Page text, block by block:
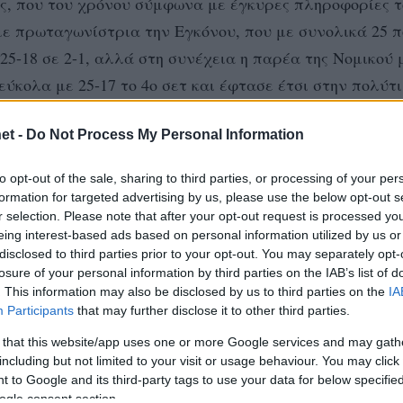
- Do Not Process My Personal Information
opt-out of the sale, sharing to third parties, or processing of your
for targeted advertising by us, please use the below opt-out
selection. Please note that after your opt-out request is processed
interest-based ads based on personal information utilized by us
to third parties prior to your opt-out. You may separately
of your personal information by third parties on the IAB’s list of
This information may also be disclosed by us to third parties on the
Participants that may further disclose it to other third parties.
that this website/app uses one or more Google services and may
but not limited to your visit or usage behaviour. You may
to Google and its third-party tags to use your data for below
consent section.
πρωταγωνίστρια την Εγκόνου, που με συνολικά 25
18 σε 2-1, αλλά στη συνέχεια η παρέα της Νομικού
με 25-17 το 4ο σετ και έφτασε έτσι στην
με την φιναλίστ Βιτσέντζα, που με 2-1
την πρόκρισή της στο μεγάλο ραντεβού της